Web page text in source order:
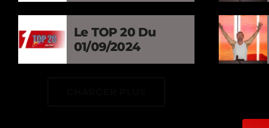
Le TOP 20 Du
01/09/2024